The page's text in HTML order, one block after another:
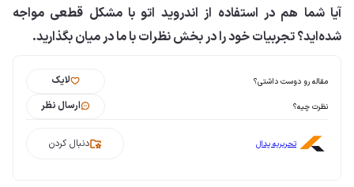
آیا شما هم در استفاده از اندروید اتو با مشکل قطعی مواجه
شده‌اید؟ تجربیات خود را در بخش نظرات با ما در میان بگذارید.
مقاله رو دوست داشتی؟ لایک
نظرت چیه؟ ارسال نظر
تحریریه پدال دنبال کردن